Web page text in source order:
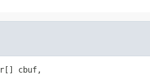
cbuf,